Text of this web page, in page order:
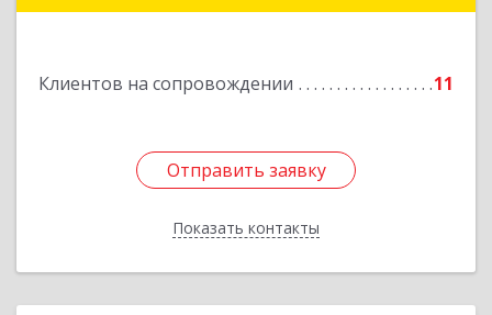
Клиентов на сопровождении 11
Отправить заявку
Показать контакты
Отправить заявку
Назад